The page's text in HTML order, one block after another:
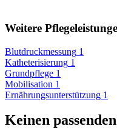
Weitere
Blutdruckmessung 1
Katheterisierung 1
Grundpflege 1
Mobilisation 1
Ernährungsunterstützung 1
Keinen